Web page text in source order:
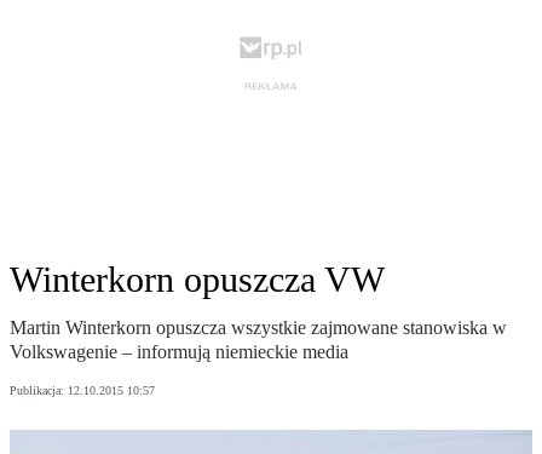
Winterkorn opuszcza VW
Martin Winterkorn opuszcza wszystkie zajmowane stanowiska w
Volkswagenie – informują niemieckie media
Publikacja: 12.10.2015 10:57